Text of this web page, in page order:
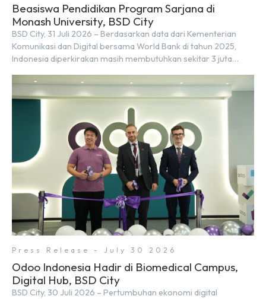
Beasiswa Pendidikan Program Sarjana di
Monash University, BSD City
BSD City, 31 Juli 2026 – Berdasarkan data dari Kementerian
Komunikasi dan Digital bersama World Bank di tahun 2025,
Indonesia diperkirakan masih membutuhkan sekitar 3 juta
tenaga digital baru setiap tahunnya untuk mendukung
percepatan transformasi digital di berbagai sektor strategis.
Kebutuhan tersebut menjadikan pengembangan sumber daya
Press Release - July 30 2026
Odoo Indonesia Hadir di Biomedical Campus,
Digital Hub, BSD City
BSD City, 30 Juli 2026 – Pertumbuhan ekonomi digital